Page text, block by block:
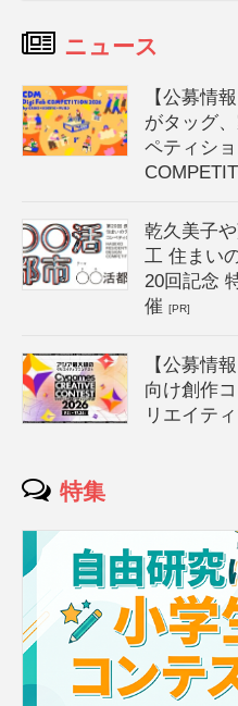
ニュース
【公募情
がタッグ
ペティシ
乾久美子
工 住まい
20回記念
催[PR]
【公募情
向け創作
リエイテ
特集